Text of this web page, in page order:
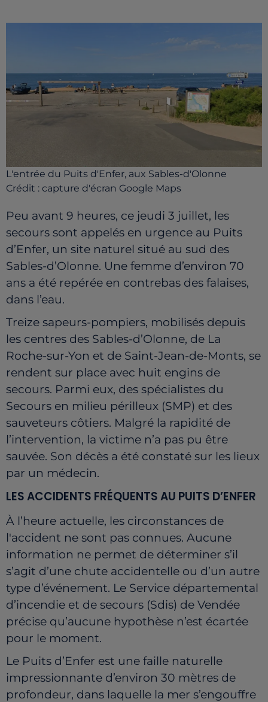
L'entrée du Puits d'Enfer, aux Sables-d'Olonne
Crédit : capture d'écran Google Maps
Peu avant 9 heures, ce jeudi 3 juillet, les
secours sont appelés en urgence au Puits
d’Enfer, un site naturel situé au sud des
Sables-d’Olonne. Une femme d’environ 70
ans a été repérée en contrebas des falaises,
dans l’eau.
Treize sapeurs-pompiers, mobilisés depuis
les centres des Sables-d’Olonne, de La
Roche-sur-Yon et de Saint-Jean-de-Monts, se
rendent sur place avec huit engins de
secours. Parmi eux, des spécialistes du
Secours en milieu périlleux (SMP) et des
sauveteurs côtiers. Malgré la rapidité de
l’intervention, la victime n’a pas pu être
sauvée. Son décès a été constaté sur les lieux
par un médecin.
LES ACCIDENTS FRÉQUENTS AU PUITS D’ENFER
À l’heure actuelle, les circonstances de
l'accident ne sont pas connues. Aucune
information ne permet de déterminer s’il
s’agit d’une chute accidentelle ou d’un autre
type d’événement. Le Service départemental
d’incendie et de secours (Sdis) de Vendée
précise qu’aucune hypothèse n’est écartée
pour le moment.
Le Puits d’Enfer est une faille naturelle
impressionnante d’environ 30 mètres de
profondeur, dans laquelle la mer s’engouffre